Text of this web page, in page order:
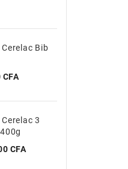
Bib
3
CFA